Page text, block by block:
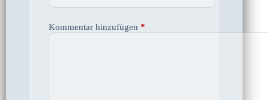
Kommentar hinzufügen *